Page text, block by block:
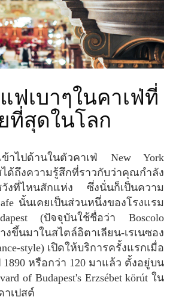
ที่สุดในโลก
ด้ถึงความรู้สึกที่ราวกับว่าคุณกำลัง
วังที่ไหนสักแห่ง ซึ่งนั่นก็เป็นความ
นั้นเคยเป็นส่วนหนึ่งของโรงแรม
(ปัจจุบันใช้ชื่อว่า Boscolo
งขึ้นมาในสไตล์อิตาเลียน-เรเนซอง
style) เปิดให้บริการครั้งแรกเมื่อ
หรือกว่า 120 มาแล้ว ตั้งอยู่บน
of Budapest's Erzsébet körút ใน
าเปสต์